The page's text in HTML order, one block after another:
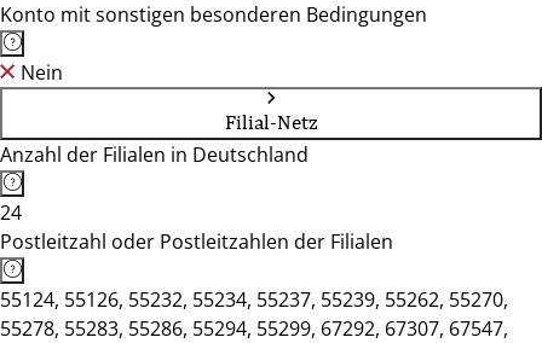
Konto mit sonstigen besonderen Bedingungen
Nein
Filial-Netz
Anzahl der Filialen in Deutschland
24
Postleitzahl oder Postleitzahlen der Filialen
55124, 55126, 55232, 55234, 55237, 55239, 55262, 55270,
55278, 55283, 55286, 55294, 55299, 67292, 67307, 67547,